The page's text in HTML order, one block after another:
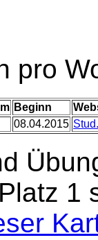
pro
Beginn
08.04.2015
1